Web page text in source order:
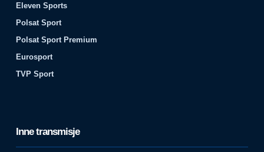
Eleven Sports
Polsat Sport
Polsat Sport Premium
Eurosport
TVP Sport
Inne transmisje